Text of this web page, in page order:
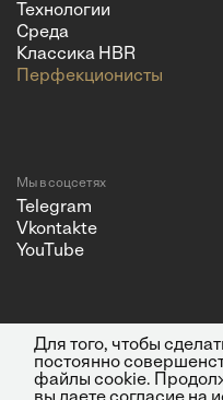
Технологии
Среда
Классика HBR
Перфекционисты
Мы в соцсетях
Telegram
Vkontakte
YouTube
Политика конфиденциальности
Для того, чтобы
постоянно
файлы cookie.